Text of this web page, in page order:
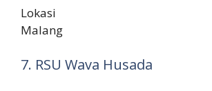
Lokasi
Malang
7. RSU Wava Husada